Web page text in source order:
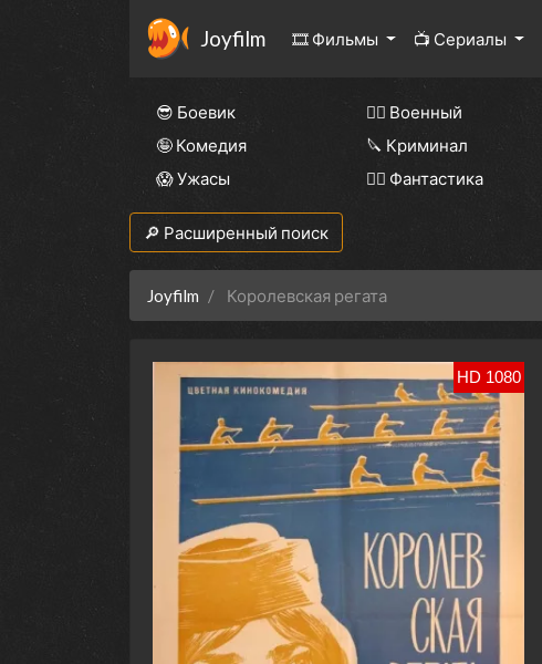
Joyfilm 🎞 Фильмы 📺 Сериалы
😎 Боевик 👨‍✈️ Военный
🤪 Комедия
🔪 Криминал
😱 Ужасы
🧙‍♀️ Фантастика
🔎 Расширенный поиск
Joyfilm Королевская регата
HD 1080